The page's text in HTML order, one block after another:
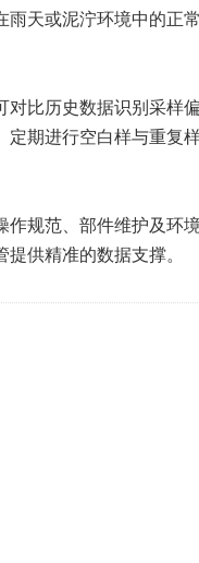
天或泥泞环境中的正常
历史数据识别采样
期进行空白样与重复
作规范、部件维护及环
供精准的数据支撑。